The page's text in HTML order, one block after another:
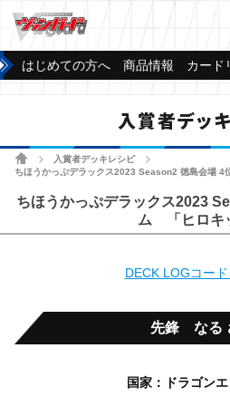
はじめての方へ 商品情報 カード
入賞者デッ
ホーム 入賞者デッキレシピ
ちほうかっぷデラックス2023 Season2 徳島会場 4
ちほうかっぷデラックス2023
ム 「ヒロキ
DECK LOGコー
先鋒 なる
国家：ドラゴン